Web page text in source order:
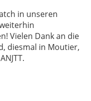
in unseren
Vielen Dank an die
diesmal in Moutier,